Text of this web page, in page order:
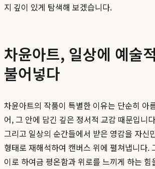
지 깊이 있게 탐색해 보겠습니다.
차윤아트, 일상에 예술
불어넣다
차윤아트의 작품이 특별한 이유는 단순히 아
어, 그 안에 담긴 깊은 정서적 교감 때문입니
그리고 일상의 순간들에서 받은 영감을 자신
형태로 재해석하여 캔버스 위에 펼쳐냅니다.
이로 하여금 평온함과 위로를 느끼게 하는 힘